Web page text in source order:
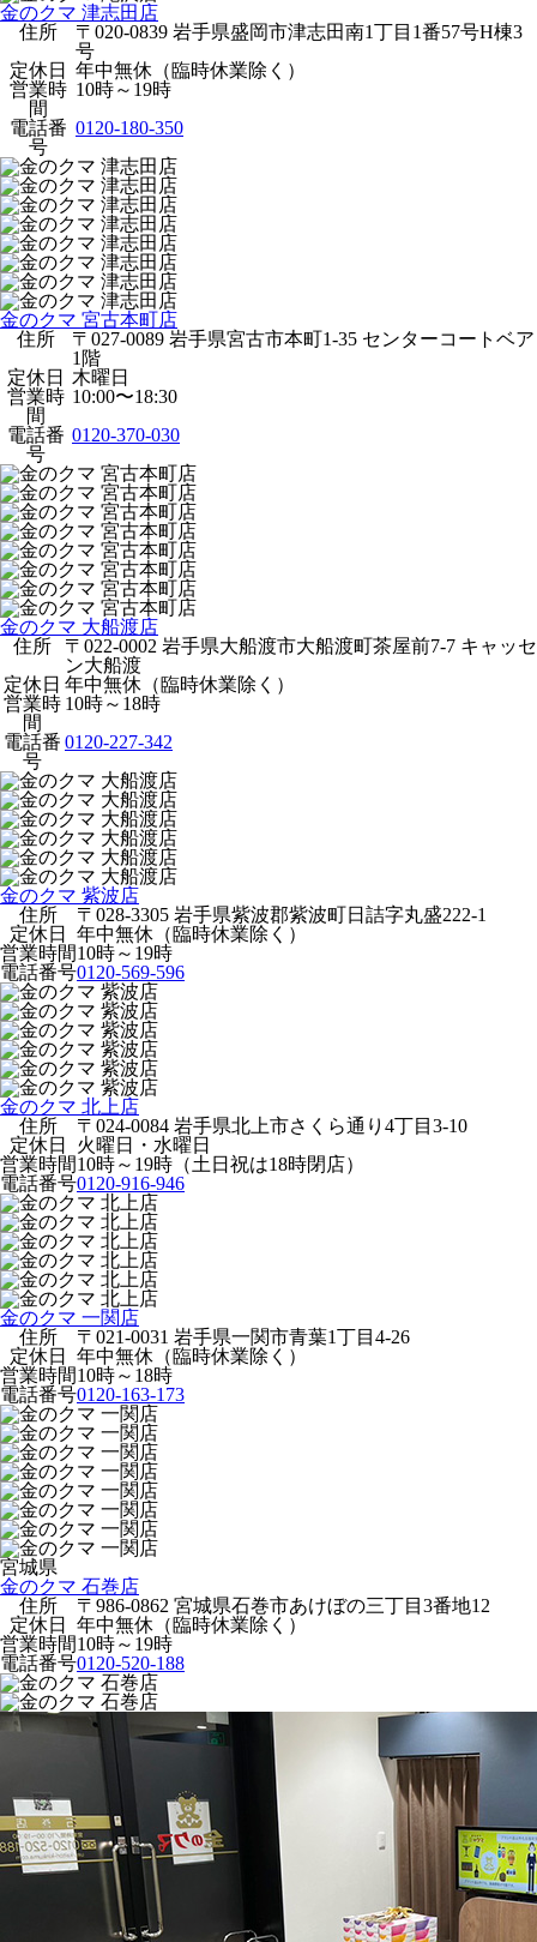
金のクマ 津志田店
住所
〒020-0839 岩手県盛岡市津志田南1丁目1番57号H棟3
号
定休日
年中無休（臨時休業除く）
営業時
間
10時～19時
電話番
号
0120-180-350
金のクマ 宮古本町店
住所
〒027-0089 岩手県宮古市本町1-35 センターコートベア
1階
定休日
木曜日
営業時
間
10:00〜18:30
電話番
号
0120-370-030
金のクマ 大船渡店
住所
〒022-0002 岩手県大船渡市大船渡町茶屋前7-7 キャッセ
ン大船渡
定休日 年中無休（臨時休業除く）
営業時
間
10時～18時
電話番
号
0120-227-342
金のクマ 紫波店
住所
〒028-3305 岩手県紫波郡紫波町日詰字丸盛222-1
定休日
年中無休（臨時休業除く）
営業時間10時～19時
電話番号0120-569-596
金のクマ 北上店
住所
〒024-0084 岩手県北上市さくら通り4丁目3-10
定休日
火曜日・水曜日
営業時間10時～19時（土日祝は18時閉店）
電話番号0120-916-946
金のクマ 一関店
住所
〒021-0031 岩手県一関市青葉1丁目4-26
定休日
年中無休（臨時休業除く）
営業時間10時～18時
電話番号0120-163-173
宮城県
金のクマ 石巻店
住所
〒986-0862 宮城県石巻市あけぼの三丁目3番地12
定休日
年中無休（臨時休業除く）
営業時間10時～19時
電話番号0120-520-188